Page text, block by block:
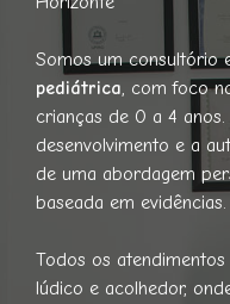
Somos um consultório
pediátrica, com foco
crianças de 0 a 4
desenvolvimento e a
de uma abordagem
baseada em evidências.
Todos os
lúdico e acolhedor,